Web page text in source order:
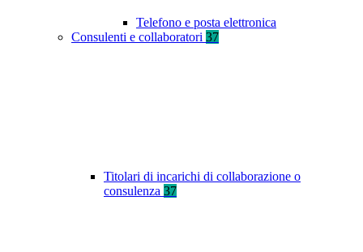
Telefono e posta elettronica
Consulenti e collaboratori 37
Titolari di incarichi di collaborazione o
consulenza 37